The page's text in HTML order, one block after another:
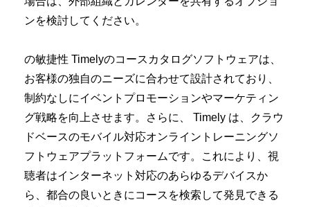
ンを検討してください。
の敏捷性 Timelyのコースカタログソフトウェアは、
お客様の独自のニーズに合わせて設計されており、
制約なしにイベントプロモーションやマーケティン
グ戦略を向上させます。さらに、 Timely は、クラウ
ドベースのモバイル対応オンライントレーニングソ
フトウェアプラットフォームです。これにより、視
聴者はインターネット対応のあらゆるデバイスか
ら、都合の良いときにコースを検索して発見できる